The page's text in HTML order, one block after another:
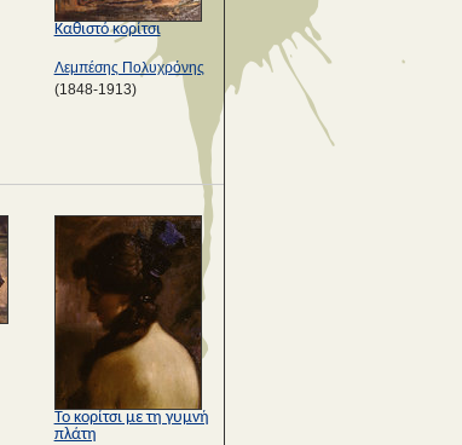
Καθιστό κορίτσι
Λεμπέσης Πολυχρόνης
(1848-1913)
Το κορίτσι με τη γυμνή
πλάτη